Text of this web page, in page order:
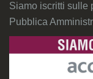
Siamo iscritti sulle
Pubblica